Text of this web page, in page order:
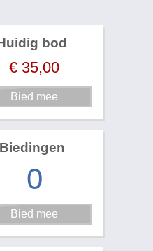
bod
€ 35,00
Biedingen
0